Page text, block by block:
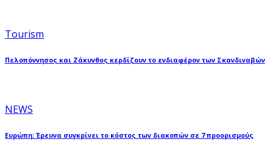
Tourism
Πελοπόννησος και Ζάκυνθος κερδίζουν το ενδιαφέρον των Σκανδιναβών
NEWS
Ευρώπη: Έρευνα συγκρίνει το κόστος των διακοπών σε 7 προορισμούς